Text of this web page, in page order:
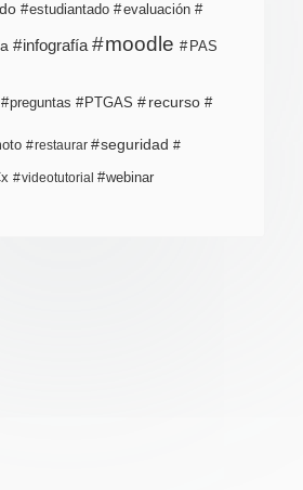
estudiantado evaluación
infografía moodle PAS
preguntas PTGAS recurso
restaurar seguridad
videotutorial webinar